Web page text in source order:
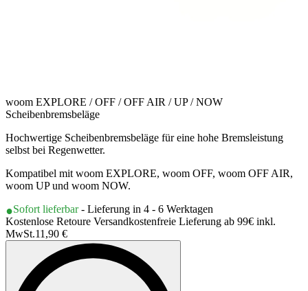
woom EXPLORE / OFF / OFF AIR / UP / NOW
Scheibenbremsbeläge
Hochwertige Scheibenbremsbeläge für eine hohe Bremsleistung
selbst bei Regenwetter.
Kompatibel mit woom EXPLORE, woom OFF, woom OFF AIR,
woom UP und woom NOW.
Sofort lieferbar- Lieferung in 4 - 6 Werktagen
Kostenlose Retoure Versandkostenfreie Lieferung ab 99€ inkl.
MwSt.11,90 €